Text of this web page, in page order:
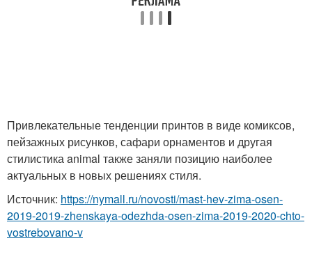
Привлекательные тенденции принтов в виде комиксов,
пейзажных рисунков, сафари орнаментов и другая
стилистика animal также заняли позицию наиболее
актуальных в новых решениях стиля.
Источник: https://nymall.ru/novosti/mast-hev-zima-osen-
2019-2019-zhenskaya-odezhda-osen-zima-2019-2020-chto-
vostrebovano-v